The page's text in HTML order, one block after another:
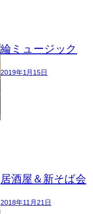
綸ミュージック
2019年1月15日
居酒屋＆新そば会
2018年11月21日